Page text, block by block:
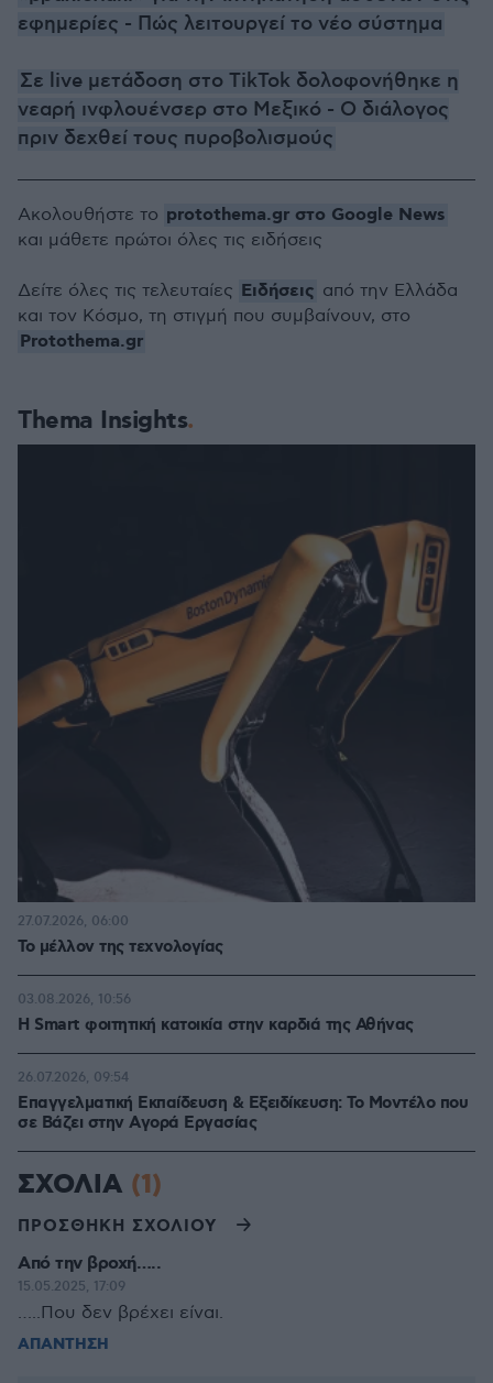
εφημερίες - Πώς λειτουργεί το νέο σύστημα
Σε live μετάδοση στο TikTok δολοφονήθηκε η
νεαρή ινφλουένσερ στο Μεξικό - Ο διάλογος
πριν δεχθεί τους πυροβολισμούς
Thema Insights
Το μέλλον της τεχνολογίας
27.07.2026, 06:00
Η Smart φοιτητική κατοικία στην καρδιά της Αθήνας
03.08.2026, 10:56
Επαγγελματική Εκπαίδευση & Εξειδίκευση: Το Mοντέλο που
σε Bάζει στην Aγορά Eργασίας
26.07.2026, 09:54
Ακολουθήστε το protothema.gr στο Google News
και μάθετε πρώτοι όλες τις ειδήσεις
Δείτε όλες τις τελευταίες Ειδήσεις από την Ελλάδα
και τον Κόσμο, τη στιγμή που συμβαίνουν, στο
Protothema.gr
ΣΧΟΛΙΑ (1)
ΠΡΟΣΘΗΚΗ ΣΧΟΛΙΟΥ
Από την βροχή…..
15.05.2025, 17:09
…..Που δεν βρέχει είναι.
ΑΠΑΝΤΗΣΗ